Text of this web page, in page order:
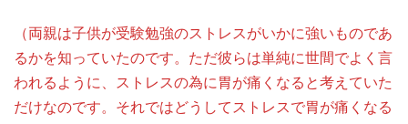
（両親は子供が受験勉強のストレスがいかに強いものであ
るかを知っていたのです。ただ彼らは単純に世間でよく言
われるように、ストレスの為に胃が痛くなると考えていた
だけなのです。それではどうしてストレスで胃が痛くなる